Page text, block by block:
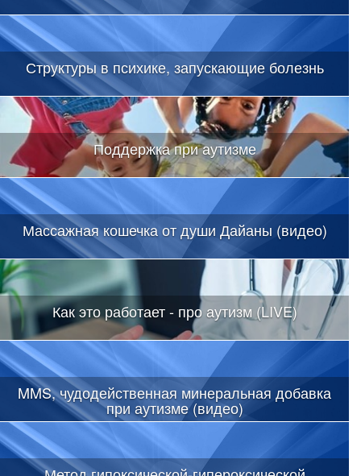
Структуры в психике, запускающие болезнь
Поддержка при аутизме
Массажная кошечка от души Дайаны (видео)
Как это работает - про аутизм (LIVE)
MMS, чудодейственная минеральная добавка
при аутизме (видео)